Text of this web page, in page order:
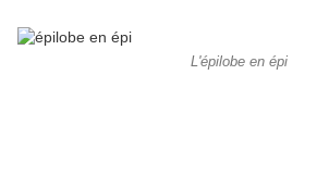
L'épilobe en épi